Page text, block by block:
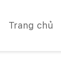
Trang chủ